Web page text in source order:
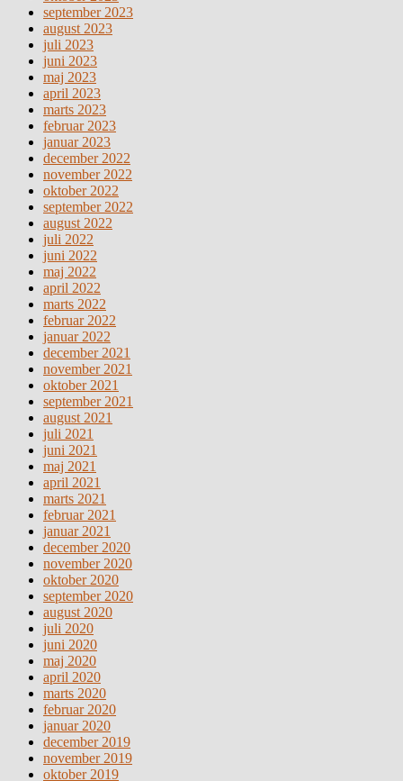
september 2023
august 2023
juli 2023
juni 2023
maj 2023
april 2023
marts 2023
februar 2023
januar 2023
december 2022
november 2022
oktober 2022
september 2022
august 2022
juli 2022
juni 2022
maj 2022
april 2022
marts 2022
februar 2022
januar 2022
december 2021
november 2021
oktober 2021
september 2021
august 2021
juli 2021
juni 2021
maj 2021
april 2021
marts 2021
februar 2021
januar 2021
december 2020
november 2020
oktober 2020
september 2020
august 2020
juli 2020
juni 2020
maj 2020
april 2020
marts 2020
februar 2020
januar 2020
december 2019
november 2019
oktober 2019